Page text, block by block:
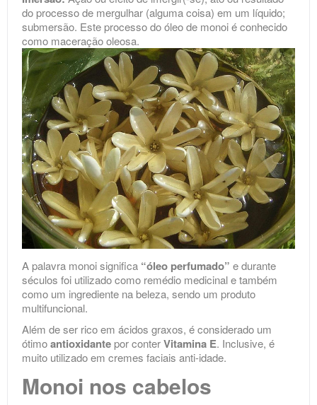
do processo de mergulhar (alguma coisa) em um líquido;
submersão. Este processo do óleo de monoi é conhecido
como maceração oleosa.
A palavra monoi significa “óleo perfumado” e durante
séculos foi utilizado como remédio medicinal e também
como um ingrediente na beleza, sendo um produto
multifuncional.
Além de ser rico em ácidos graxos, é considerado um
ótimoantioxidantepor conterVitamina E. Inclusive, é
muito utilizado em cremes faciais anti-idade.
Monoi nos cabelos